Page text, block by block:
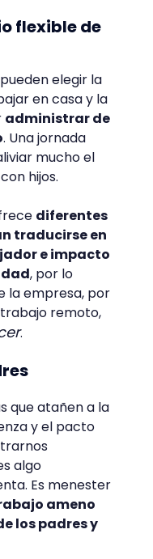
flexible de
elegir la
en casa y la
administrar de
. Una jornada
mucho el
hijos.
diferentes
traducirse en
e impacto
, por lo
la empresa, por
remoto,
.
que atañen a la
y el pacto
algo
Es menester
ameno
los padres y